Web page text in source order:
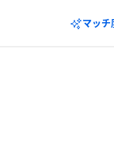
マッチ